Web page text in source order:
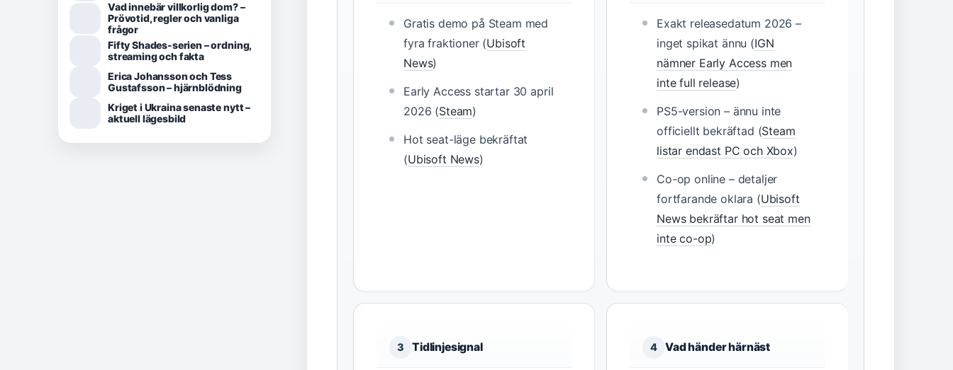
Gratis demo på Steam med
fyra fraktioner (Ubisoft
News)
Early Access startar 30 april
2026 (Steam)
Hot seat-läge bekräftat
(Ubisoft News)
Exakt releasedatum 2026 –
inget spikat ännu (IGN
nämner Early Access men
inte full release)
PS5-version – ännu inte
officiellt bekräftad (Steam
listar endast PC och Xbox)
Co-op online – detaljer
fortfarande oklara (Ubisoft
News bekräftar hot seat men
inte co-op)
3 Tidlinjesignal 4 Vad händer härnäst
Vad innebär villkorlig dom? –
Prövotid, regler och vanliga
frågor
Fifty Shades-serien – ordning,
streaming och fakta
Erica Johansson och Tess
Gustafsson – hjärnblödning
Kriget i Ukraina senaste nytt –
aktuell lägesbild